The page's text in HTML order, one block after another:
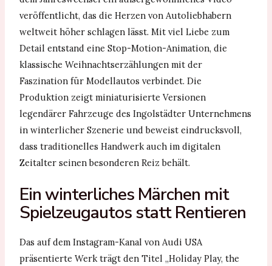
veröffentlicht, das die Herzen von Autoliebhabern
weltweit höher schlagen lässt. Mit viel Liebe zum
Detail entstand eine Stop-Motion-Animation, die
klassische Weihnachtserzählungen mit der
Faszination für Modellautos verbindet. Die
Produktion zeigt miniaturisierte Versionen
legendärer Fahrzeuge des Ingolstädter Unternehmens
in winterlicher Szenerie und beweist eindrucksvoll,
dass traditionelles Handwerk auch im digitalen
Zeitalter seinen besonderen Reiz behält.
Ein winterliches Märchen mit
Spielzeugautos statt Rentieren
Das auf dem Instagram-Kanal von Audi USA
präsentierte Werk trägt den Titel „Holiday Play, the